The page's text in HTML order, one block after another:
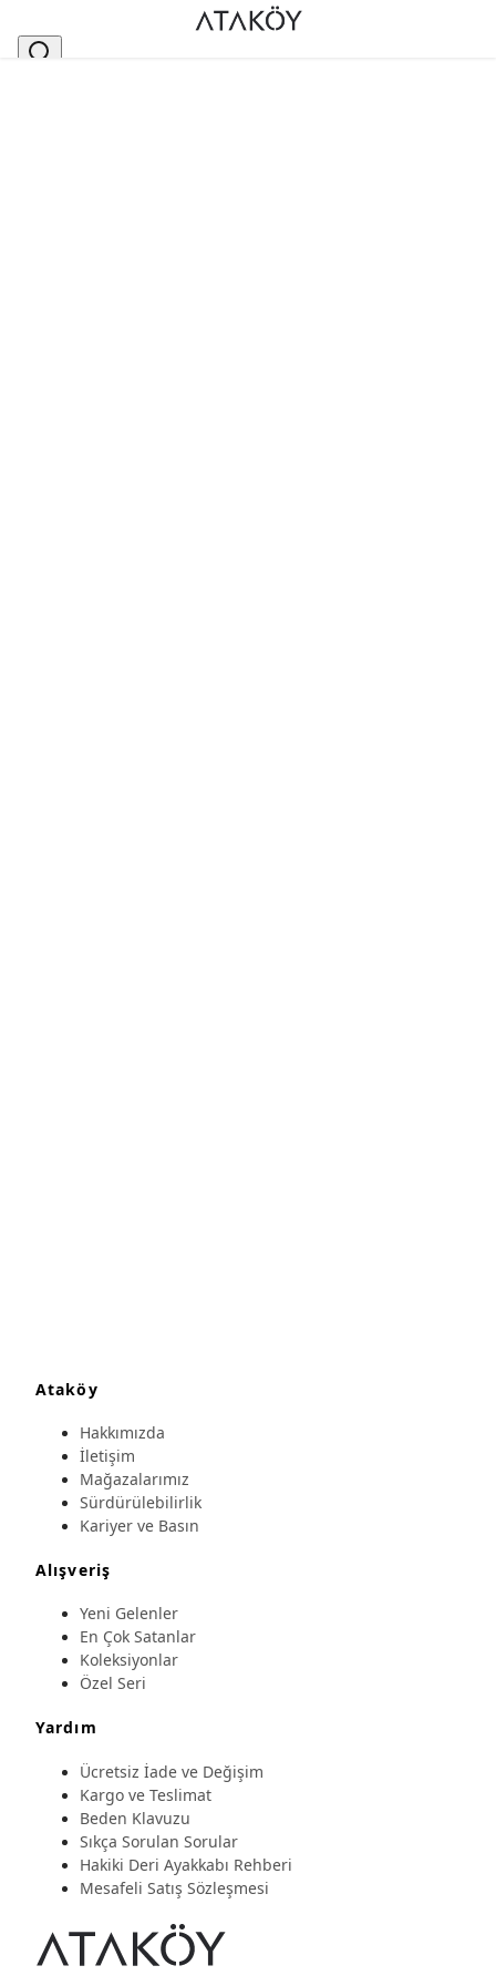
Ataköy
Hakkımızda
İletişim
Mağazalarımız
Sürdürülebilirlik
Kariyer ve Basın
Alışveriş
Yeni Gelenler
En Çok Satanlar
Koleksiyonlar
Özel Seri
Yardım
Ücretsiz İade ve Değişim
Kargo ve Teslimat
Beden Klavuzu
Sıkça Sorulan Sorular
Hakiki Deri Ayakkabı Rehberi
Mesafeli Satış Sözleşmesi